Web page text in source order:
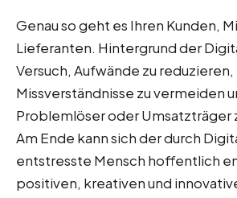
Genau so geht es Ihren Kunden,
Lieferanten. Hintergrund der
Versuch, Aufwände zu reduzieren,
Missverständnisse zu vermeiden
Problemlöser oder Umsatzträger
Am Ende kann sich der durch
entstresste Mensch hoffentlich
positiven, kreativen und